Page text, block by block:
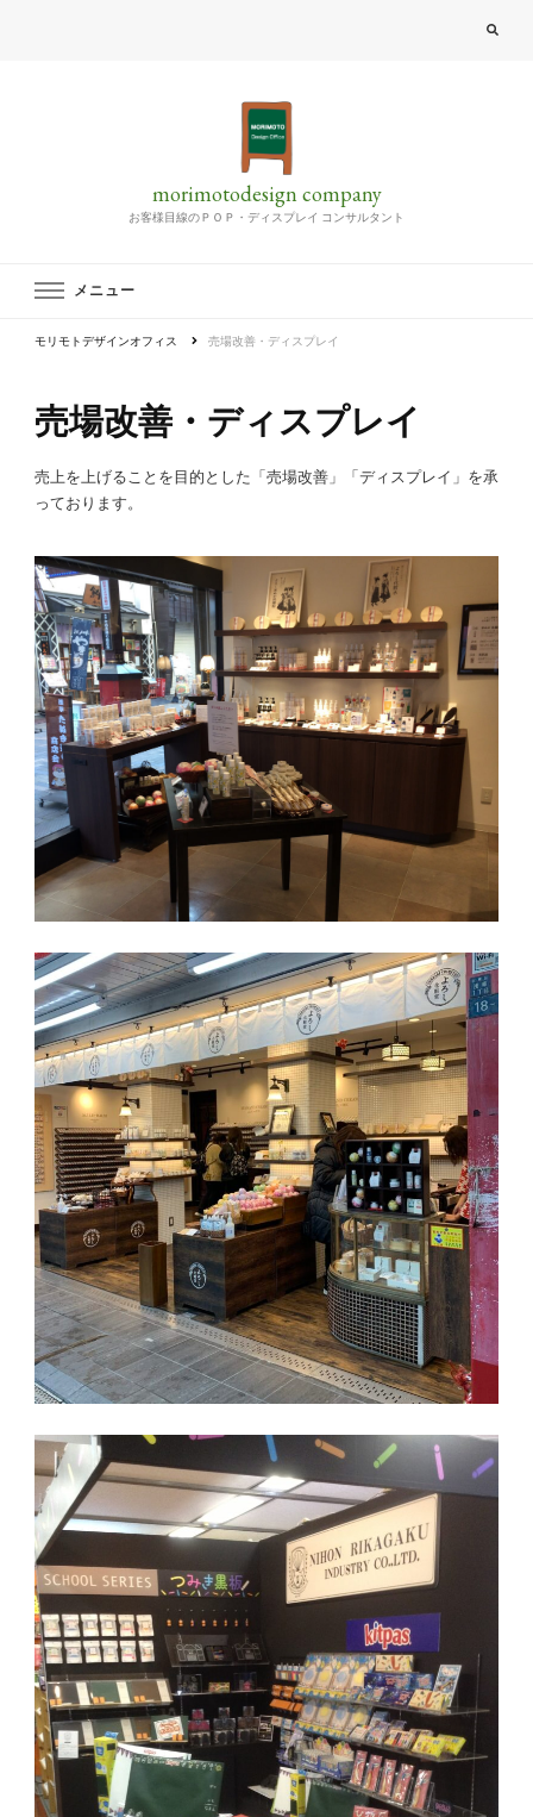
morimotodesign company
お客様目線のＰＯＰ・ディスプレイ コンサルタント
メニュー
モリモトデザインオフィス 売場改善・ディスプレイ
売場改善・ディスプレイ
売上を上げることを目的とした「売場改善」「ディスプレイ」を承
っております。